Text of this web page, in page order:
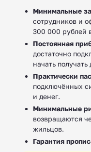
Минимальные
сотрудников и
300 000 рублей
Постоянная
достаточно
начать получать
Практически
подключённых
и денег.
Минимальные
возвращаются
жильцов.
Гарантия